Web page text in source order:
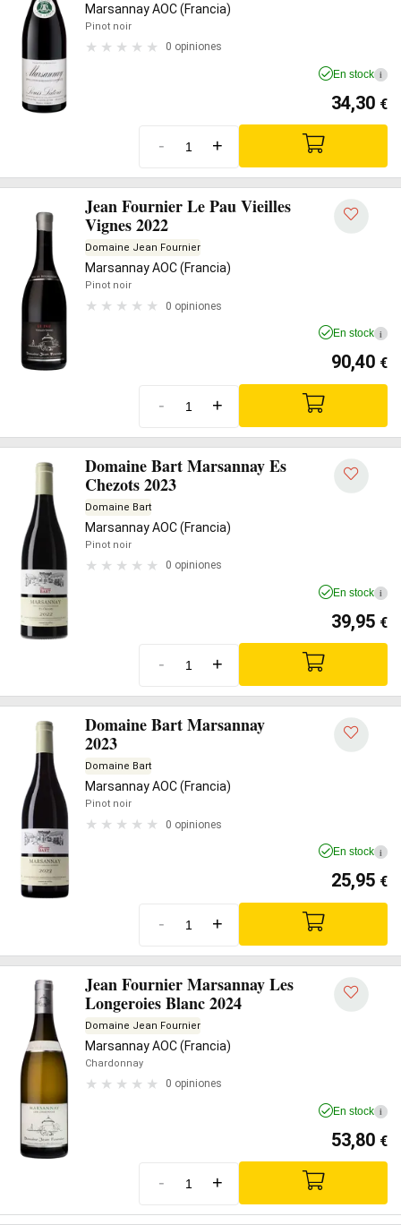
Marsannay AOC (Francia)
Pinot noir
0 opiniones
En stock i
34,30 €
- +
Jean Fournier Le Pau Vieilles
Vignes 2022
Domaine Jean Fournier
Marsannay AOC (Francia)
Pinot noir
0 opiniones
En stock i
90,40 €
- +
Domaine Bart Marsannay Es
Chezots 2023
Domaine Bart
Marsannay AOC (Francia)
Pinot noir
0 opiniones
En stock i
39,95 €
- +
Domaine Bart Marsannay
2023
Domaine Bart
Marsannay AOC (Francia)
Pinot noir
0 opiniones
En stock i
25,95 €
- +
Jean Fournier Marsannay Les
Longeroies Blanc 2024
Domaine Jean Fournier
Marsannay AOC (Francia)
Chardonnay
0 opiniones
En stock i
53,80 €
- +